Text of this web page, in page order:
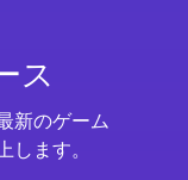
ス
新のゲ ー ム
ま す。